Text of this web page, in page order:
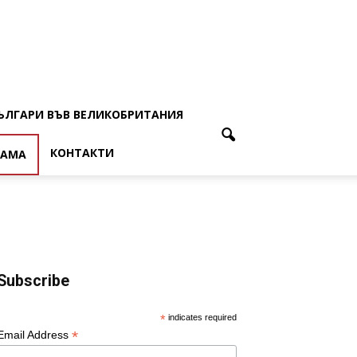
ВЪВ ВЕЛИКОБРИТАНИЯ
КОНТАКТИ
* indicates required
Address *